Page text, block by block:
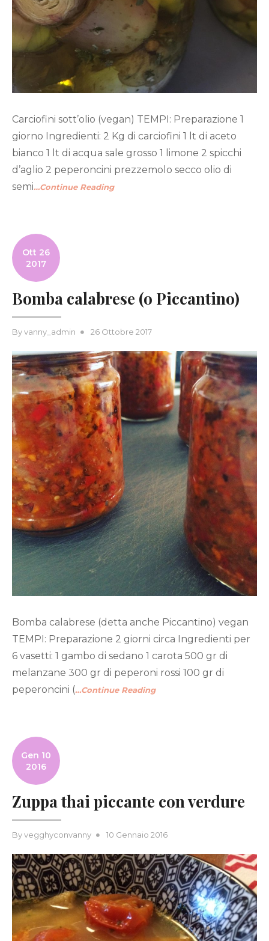
Carciofini sott’olio (vegan) TEMPI: Preparazione 1
giorno Ingredienti: 2 Kg di carciofini 1 lt di aceto
bianco 1 lt di acqua sale grosso 1 limone 2 spicchi
d’aglio 2 peperoncini prezzemolo secco olio di
semi…Continue Reading
Ott 26
2017
Bomba calabrese (o Piccantino)
Byvanny_admin
Posted
26 Ottobre 2017
Bomba calabrese (detta anche Piccantino) vegan
TEMPI: Preparazione 2 giorni circa Ingredienti per
6 vasetti: 1 gambo di sedano 1 carota 500 gr di
melanzane 300 gr di peperoni rossi 100 gr di
peperoncini (…Continue Reading
Gen 10
2016
Zuppa thai piccante con verdure
Byvegghyconvanny
Posted
10 Gennaio 2016